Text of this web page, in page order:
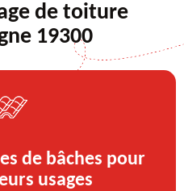
de toiture
19300
de bâches pour
usages